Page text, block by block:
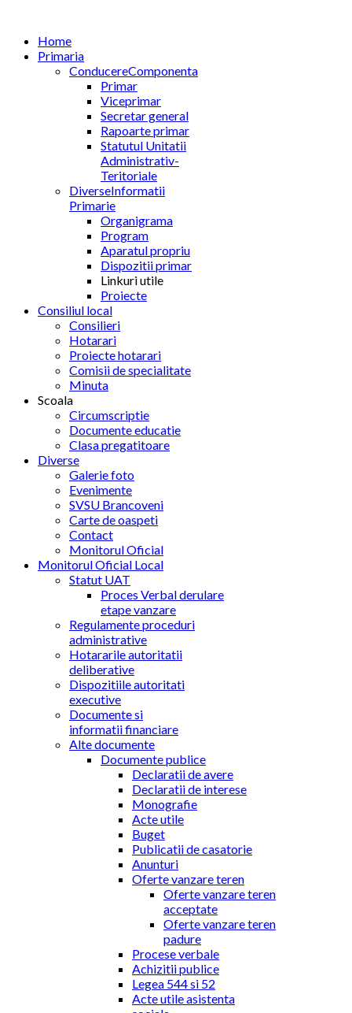
Home
Primaria
ConducereComponenta
Primar
Viceprimar
Secretar general
Rapoarte primar
Statutul Unitatii
Administrativ-
Teritoriale
DiverseInformatii
Primarie
Organigrama
Program
Aparatul propriu
Dispozitii primar
Linkuri utile
Proiecte
Consiliul local
Consilieri
Hotarari
Proiecte hotarari
Comisii de specialitate
Minuta
Scoala
Circumscriptie
Documente educatie
Clasa pregatitoare
Diverse
Galerie foto
Evenimente
SVSU Brancoveni
Carte de oaspeti
Contact
Monitorul Oficial
Monitorul Oficial Local
Statut UAT
Proces Verbal derulare
etape vanzare
Regulamente proceduri
administrative
Hotararile autoritatii
deliberative
Dispozitiile autoritati
executive
Documente si
informatii financiare
Alte documente
Documente publice
Declaratii de avere
Declaratii de interese
Monografie
Acte utile
Buget
Publicatii de casatorie
Anunturi
Oferte vanzare teren
Oferte vanzare teren
acceptate
Oferte vanzare teren
padure
Procese verbale
Achizitii publice
Legea 544 si 52
Acte utile asistenta